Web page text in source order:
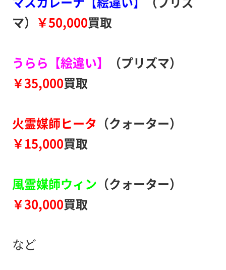
マ） ￥50,000買取
うらら【絵違い】
（プリズマ）
￥35,000買取
火霊媒師ヒータ （クォーター）
￥15,000買取
風霊媒師ウィン （クォーター）
￥30,000買取
など